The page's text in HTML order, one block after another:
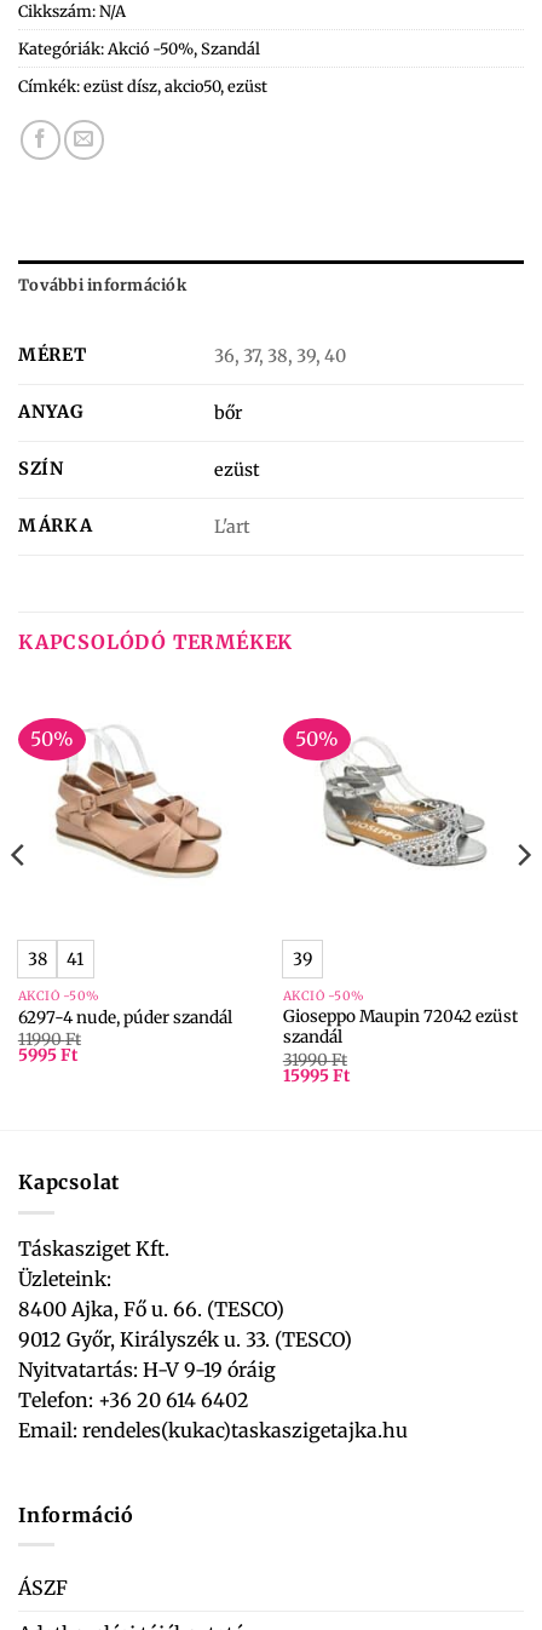
Cikkszám:N/A
Kategóriák:Akció -50%,Szandál
Címkék:ezüst dísz,akcio50,ezüst
További információk
MÉRET 36, 37, 38, 39, 40
ANYAG bőr
SZÍN ezüst
MÁRKA L'art
KAPCSOLÓDÓ TERMÉKEK
50%
38 41
AKCIÓ -50%
6297-4 nude, púder szandál
11990Ft
5995Ft
50%
39
AKCIÓ -50%
Gioseppo Maupin 72042 ezüst
szandál
31990Ft
15995Ft
Kapcsolat
Táskasziget Kft.
Üzleteink:
8400 Ajka, Fő u. 66. (TESCO)
9012 Győr, Királyszék u. 33. (TESCO)
Nyitvatartás: H-V 9-19 óráig
Telefon: +36 20 614 6402
Email: rendeles(kukac)taskaszigetajka.hu
Információ
ÁSZF